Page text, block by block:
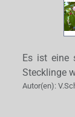
Es ist eine
Stecklinge
Autor(en):